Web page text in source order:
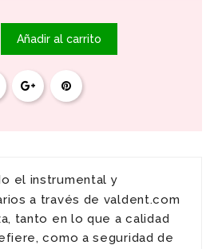
Añadir al carrito
el instrumental y
a través de valdent.com
tanto en lo que a calidad
como a seguridad de